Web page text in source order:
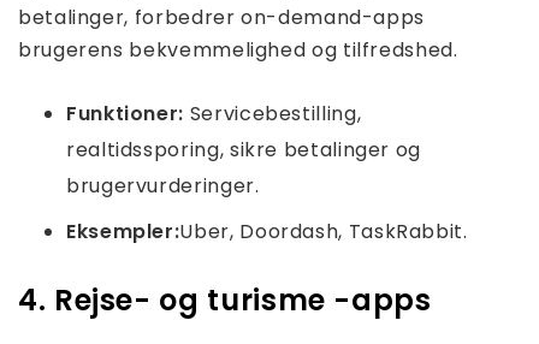
betalinger, forbedrer on-demand-apps
brugerens bekvemmelighed og tilfredshed.
Funktioner: Servicebestilling,
realtidssporing, sikre betalinger og
brugervurderinger.
Eksempler:Uber, Doordash, TaskRabbit.
4. Rejse- og turisme -apps